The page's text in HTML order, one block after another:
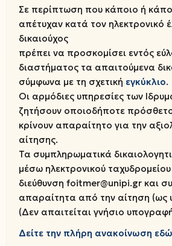
Σε περίπτωση που κάποιο ή
απέτυχαν κατά τον ηλεκτρονικό
δικαιούχος
πρέπει να προσκομίσει εντός
διαστήματος τα απαιτούμενα
σύμφωνα με τη σχετική εγκύκλιο.
Οι αρμόδιες υπηρεσίες των
ζητήσουν οποιοδήποτε πρόσθετο
κρίνουν απαραίτητο για την
αίτησης.
Τα συμπληρωματικά
μέσω ηλεκτρονικού
διεύθυνση foitmer@unipi.gr και
απαραίτητα από την αίτηση (ως
(Δεν απαιτείται γνήσιο
Δείτε την πλήρη ανακοίνωση